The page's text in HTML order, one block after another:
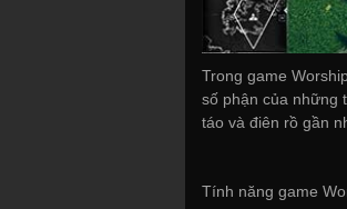
Trong game
số phận của những
táo và điên rồ gần
Tính năng game